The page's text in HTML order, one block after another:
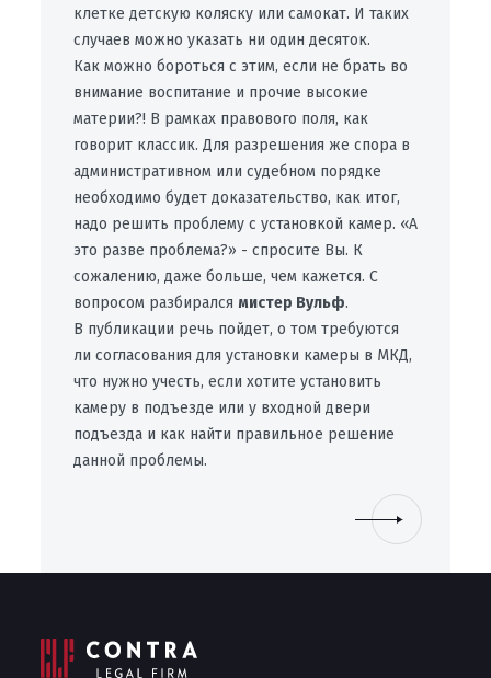
клетке детскую коляску или самокат. И таких
случаев можно указать ни один десяток.
Как можно бороться с этим, если не брать во
внимание воспитание и прочие высокие
материи?! В рамках правового поля, как
говорит классик. Для разрешения же спора в
административном или судебном порядке
необходимо будет доказательство, как итог,
надо решить проблему с установкой камер. «А
это разве проблема?» - спросите Вы. К
сожалению, даже больше, чем кажется. С
вопросом разбирался мистер Вульф.
В публикации речь пойдет, о том требуются
ли согласования для установки камеры в МКД,
что нужно учесть, если хотите установить
камеру в подъезде или у входной двери
подъезда и как найти правильное решение
данной проблемы.